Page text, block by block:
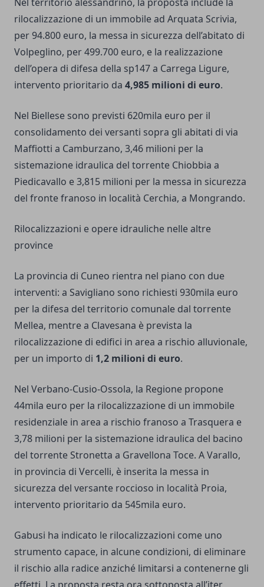
rilocalizzazione di un immobile ad Arquata Scrivia,
per 94.800 euro, la messa in sicurezza dell’abitato di
Volpeglino, per 499.700 euro, e la realizzazione
dell’opera di difesa della sp147 a Carrega Ligure,
intervento prioritario da 4,985 milioni di euro.
Nel Biellese sono previsti 620mila euro per il
consolidamento dei versanti sopra gli abitati di via
Maffiotti a Camburzano, 3,46 milioni per la
sistemazione idraulica del torrente Chiobbia a
Piedicavallo e 3,815 milioni per la messa in sicurezza
del fronte franoso in località Cerchia, a Mongrando.
Rilocalizzazioni e opere idrauliche nelle altre
province
La provincia di Cuneo rientra nel piano con due
interventi: a Savigliano sono richiesti 930mila euro
per la difesa del territorio comunale dal torrente
Mellea, mentre a Clavesana è prevista la
rilocalizzazione di edifici in area a rischio alluvionale,
per un importo di 1,2 milioni di euro.
Nel Verbano-Cusio-Ossola, la Regione propone
44mila euro per la rilocalizzazione di un immobile
residenziale in area a rischio franoso a Trasquera e
3,78 milioni per la sistemazione idraulica del bacino
del torrente Stronetta a Gravellona Toce. A Varallo,
in provincia di Vercelli, è inserita la messa in
sicurezza del versante roccioso in località Proia,
intervento prioritario da 545mila euro.
Gabusi ha indicato le rilocalizzazioni come uno
strumento capace, in alcune condizioni, di eliminare
il rischio alla radice anziché limitarsi a contenerne gli
effetti. La proposta resta ora sottoposta all’iter